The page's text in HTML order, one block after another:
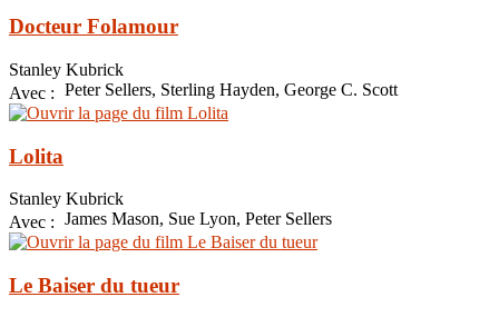
Docteur Folamour
Stanley Kubrick
Avec : Peter Sellers, Sterling Hayden, George C. Scott
Lolita
Stanley Kubrick
Avec : James Mason, Sue Lyon, Peter Sellers
Le Baiser du tueur